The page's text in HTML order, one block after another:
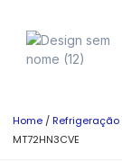
Home /Refrigeração
MT72HN3CVE